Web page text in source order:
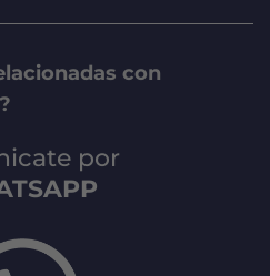
con
por